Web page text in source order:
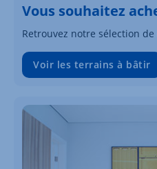
Vous souhaitez
Retrouvez notre sélection
Voir les terrains à bâtir